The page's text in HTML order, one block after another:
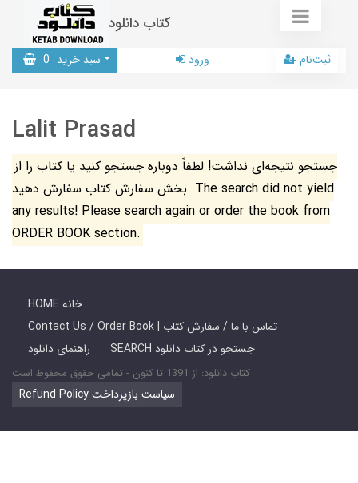
کتاب دانلود
سبد خرید 0 ورود ثبت‌نام
Lalit Prasad
جستجو نتیجه‌ای نداشت! لطفاً دوباره جستجو کنید یا کتاب را از
بخش سفارش کتاب سفارش دهید. The search did not yield
any results! Please search again or order the book from
ORDER BOOK section.
HOME خانه
Contact Us / Order Book | تماس با ما / سفارش کتاب
راهنمای دانلود
SEARCH جستجو در کتاب دانلود
کتاب دانلود: از 1391 تا کنون - تمامی حقوق محفوظ است
Refund Policy سیاست بازپرداخت